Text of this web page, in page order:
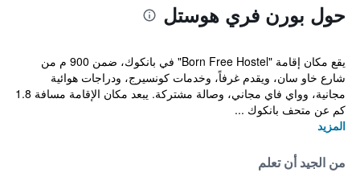
حول بورن فري هوستل
يقع مكان إقامة "Born Free Hostel" في بانكوك، ضمن 900 م من
شارع خاو سان، ويقدم غرفاً، وخدمات كونسيرج، ودراجات هوائية
مجانية، وواي فاي مجاني، وصالة مشتركة. يبعد مكان الإقامة مسافة 1.8
كم عن متحف بانكوك ...
المزيد
من الجيد أن تعلم